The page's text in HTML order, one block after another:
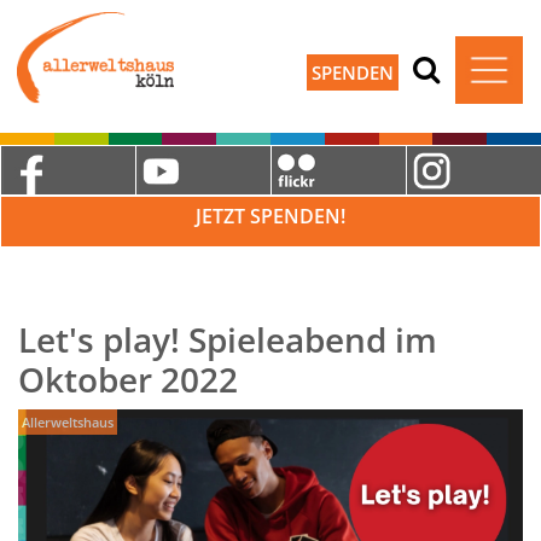
SPENDEN
JETZT SPENDEN!
Let's play! Spieleabend im
Oktober 2022
Allerweltshaus